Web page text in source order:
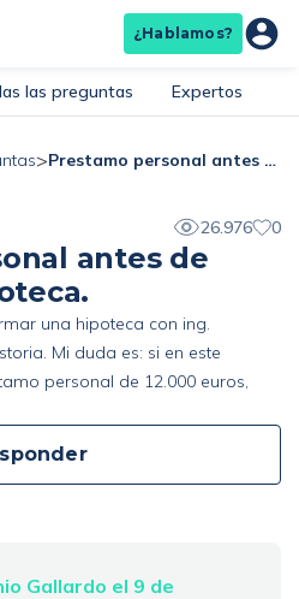
¿Hablamos?
las preguntas Expertos
> Prestamo personal antes de firmar una hipoteca.
26.976 0
antes de
una hipoteca con ing.
Mi duda es: si en este
personal de 12.000 euros,
Gallardo el 9 de